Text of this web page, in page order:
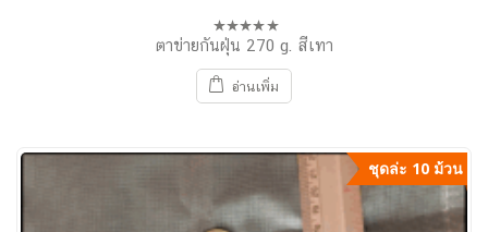
0
out
of
5
ตาข่ายกันฝุ่น 270 g. สีเทา
อ่านเพิ่ม
ชุดล่ะ 10 ม้วน